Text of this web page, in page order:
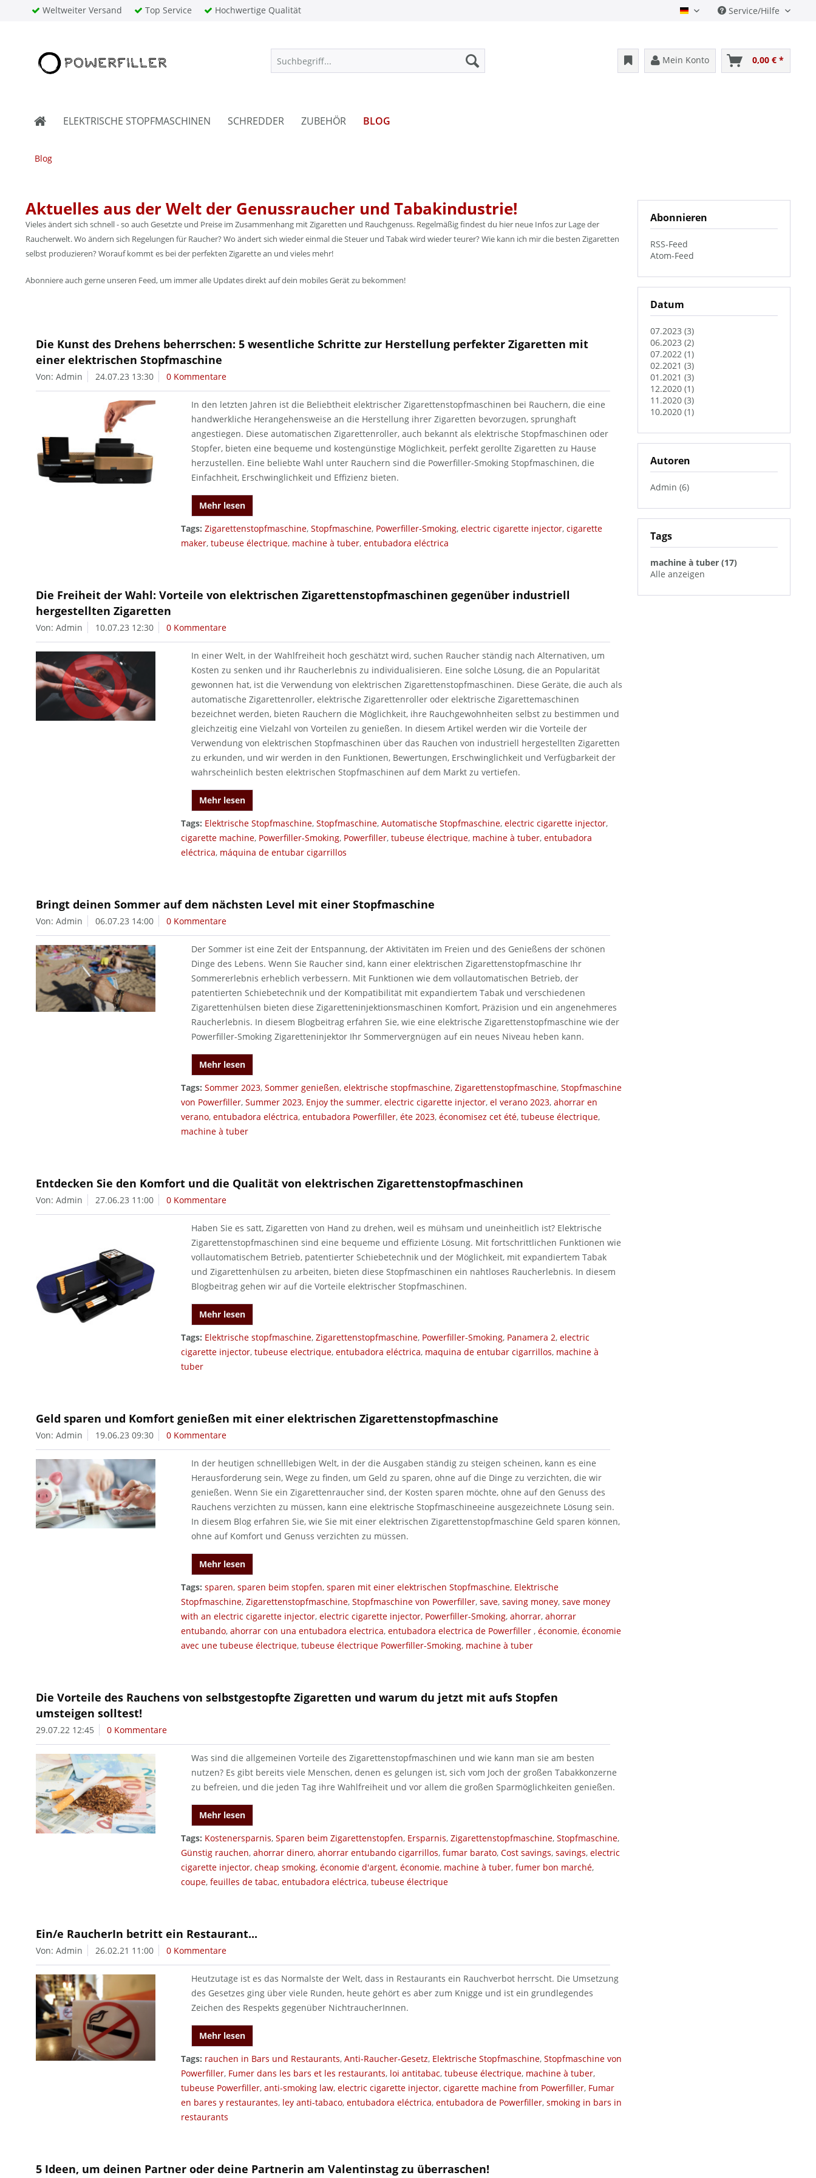
Weltweiter Versand Top Service Hochwertige Qualität Deutsch Service/Hilfe
Mein Konto 0,00 € *
ELEKTRISCHE STOPFMASCHINEN SCHREDDER ZUBEHÖR BLOG
Blog
Abonnieren
RSS-Feed
Atom-Feed
Datum
07.2023 (3)
06.2023 (2)
07.2022 (1)
02.2021 (3)
01.2021 (3)
12.2020 (1)
11.2020 (3)
10.2020 (1)
Autoren
Admin (6)
Tags
machine à tuber (17)
Alle anzeigen
Aktuelles aus der Welt der Genussraucher und Tabakindustrie!
Vieles ändert sich schnell - so auch Gesetzte und Preise im Zusammenhang mit Zigaretten und Rauchgenuss. Regelmäßig findest du hier neue Infos zur Lage der
Raucherwelt. Wo ändern sich Regelungen für Raucher? Wo ändert sich wieder einmal die Steuer und Tabak wird wieder teurer? Wie kann ich mir die besten Zigaretten
selbst produzieren? Worauf kommt es bei der perfekten Zigarette an und vieles mehr!
Abonniere auch gerne unseren Feed, um immer alle Updates direkt auf dein mobiles Gerät zu bekommen!
Die Kunst des Drehens beherrschen: 5 wesentliche Schritte zur Herstellung perfekter Zigaretten mit
einer elektrischen Stopfmaschine
Von: Admin 24.07.23 13:30 0 Kommentare
In den letzten Jahren ist die Beliebtheit elektrischer Zigarettenstopfmaschinen bei Rauchern, die eine
handwerkliche Herangehensweise an die Herstellung ihrer Zigaretten bevorzugen, sprunghaft
angestiegen. Diese automatischen Zigarettenroller, auch bekannt als elektrische Stopfmaschinen oder
Stopfer, bieten eine bequeme und kostengünstige Möglichkeit, perfekt gerollte Zigaretten zu Hause
herzustellen. Eine beliebte Wahl unter Rauchern sind die Powerfiller-Smoking Stopfmaschinen, die
Einfachheit, Erschwinglichkeit und Effizienz bieten.
Mehr lesen
Tags: Zigarettenstopfmaschine, Stopfmaschine, Powerfiller-Smoking, electric cigarette injector, cigarette
maker, tubeuse électrique, machine à tuber, entubadora eléctrica
Die Freiheit der Wahl: Vorteile von elektrischen Zigarettenstopfmaschinen gegenüber industriell
hergestellten Zigaretten
Von: Admin 10.07.23 12:30 0 Kommentare
In einer Welt, in der Wahlfreiheit hoch geschätzt wird, suchen Raucher ständig nach Alternativen, um
Kosten zu senken und ihr Raucherlebnis zu individualisieren. Eine solche Lösung, die an Popularität
gewonnen hat, ist die Verwendung von elektrischen Zigarettenstopfmaschinen. Diese Geräte, die auch als
automatische Zigarettenroller, elektrische Zigarettenroller oder elektrische Zigarettemaschinen
bezeichnet werden, bieten Rauchern die Möglichkeit, ihre Rauchgewohnheiten selbst zu bestimmen und
gleichzeitig eine Vielzahl von Vorteilen zu genießen. In diesem Artikel werden wir die Vorteile der
Verwendung von elektrischen Stopfmaschinen über das Rauchen von industriell hergestellten Zigaretten
zu erkunden, und wir werden in den Funktionen, Bewertungen, Erschwinglichkeit und Verfügbarkeit der
wahrscheinlich besten elektrischen Stopfmaschinen auf dem Markt zu vertiefen.
Mehr lesen
Tags: Elektrische Stopfmaschine, Stopfmaschine, Automatische Stopfmaschine, electric cigarette injector,
cigarette machine, Powerfiller-Smoking, Powerfiller, tubeuse électrique, machine à tuber, entubadora
eléctrica, máquina de entubar cigarrillos
Bringt deinen Sommer auf dem nächsten Level mit einer Stopfmaschine
Von: Admin 06.07.23 14:00 0 Kommentare
Der Sommer ist eine Zeit der Entspannung, der Aktivitäten im Freien und des Genießens der schönen
Dinge des Lebens. Wenn Sie Raucher sind, kann einer elektrischen Zigarettenstopfmaschine Ihr
Sommererlebnis erheblich verbessern. Mit Funktionen wie dem vollautomatischen Betrieb, der
patentierten Schiebetechnik und der Kompatibilität mit expandiertem Tabak und verschiedenen
Zigarettenhülsen bieten diese Zigaretteninjektionsmaschinen Komfort, Präzision und ein angenehmeres
Raucherlebnis. In diesem Blogbeitrag erfahren Sie, wie eine elektrische Zigarettenstopfmaschine wie der
Powerfiller-Smoking Zigaretteninjektor Ihr Sommervergnügen auf ein neues Niveau heben kann.
Mehr lesen
Tags: Sommer 2023, Sommer genießen, elektrische stopfmaschine, Zigarettenstopfmaschine, Stopfmaschine
von Powerfiller, Summer 2023, Enjoy the summer, electric cigarette injector, el verano 2023, ahorrar en
verano, entubadora eléctrica, entubadora Powerfiller, éte 2023, économisez cet été, tubeuse électrique,
machine à tuber
Entdecken Sie den Komfort und die Qualität von elektrischen Zigarettenstopfmaschinen
Von: Admin 27.06.23 11:00 0 Kommentare
Haben Sie es satt, Zigaretten von Hand zu drehen, weil es mühsam und uneinheitlich ist? Elektrische
Zigarettenstopfmaschinen sind eine bequeme und effiziente Lösung. Mit fortschrittlichen Funktionen wie
vollautomatischem Betrieb, patentierter Schiebetechnik und der Möglichkeit, mit expandiertem Tabak
und Zigarettenhülsen zu arbeiten, bieten diese Stopfmaschinen ein nahtloses Raucherlebnis. In diesem
Blogbeitrag gehen wir auf die Vorteile elektrischer Stopfmaschinen.
Mehr lesen
Tags: Elektrische stopfmaschine, Zigarettenstopfmaschine, Powerfiller-Smoking, Panamera 2, electric
cigarette injector, tubeuse electrique, entubadora eléctrica, maquina de entubar cigarrillos, machine à
tuber
Geld sparen und Komfort genießen mit einer elektrischen Zigarettenstopfmaschine
Von: Admin 19.06.23 09:30 0 Kommentare
In der heutigen schnelllebigen Welt, in der die Ausgaben ständig zu steigen scheinen, kann es eine
Herausforderung sein, Wege zu finden, um Geld zu sparen, ohne auf die Dinge zu verzichten, die wir
genießen. Wenn Sie ein Zigarettenraucher sind, der Kosten sparen möchte, ohne auf den Genuss des
Rauchens verzichten zu müssen, kann eine elektrische Stopfmaschineeine ausgezeichnete Lösung sein.
In diesem Blog erfahren Sie, wie Sie mit einer elektrischen Zigarettenstopfmaschine Geld sparen können,
ohne auf Komfort und Genuss verzichten zu müssen.
Mehr lesen
Tags: sparen, sparen beim stopfen, sparen mit einer elektrischen Stopfmaschine, Elektrische
Stopfmaschine, Zigarettenstopfmaschine, Stopfmaschine von Powerfiller, save, saving money, save money
with an electric cigarette injector, electric cigarette injector, Powerfiller-Smoking, ahorrar, ahorrar
entubando, ahorrar con una entubadora electrica, entubadora electrica de Powerfiller , économie, économie
avec une tubeuse électrique, tubeuse électrique Powerfiller-Smoking, machine à tuber
Die Vorteile des Rauchens von selbstgestopfte Zigaretten und warum du jetzt mit aufs Stopfen
umsteigen solltest!
29.07.22 12:45 0 Kommentare
Was sind die allgemeinen Vorteile des Zigarettenstopfmaschinen und wie kann man sie am besten
nutzen? Es gibt bereits viele Menschen, denen es gelungen ist, sich vom Joch der großen Tabakkonzerne
zu befreien, und die jeden Tag ihre Wahlfreiheit und vor allem die großen Sparmöglichkeiten genießen.
Mehr lesen
Tags: Kostenersparnis, Sparen beim Zigarettenstopfen, Ersparnis, Zigarettenstopfmaschine, Stopfmaschine,
Günstig rauchen, ahorrar dinero, ahorrar entubando cigarrillos, fumar barato, Cost savings, savings, electric
cigarette injector, cheap smoking, économie d'argent, économie, machine à tuber, fumer bon marché,
coupe, feuilles de tabac, entubadora eléctrica, tubeuse électrique
Ein/e RaucherIn betritt ein Restaurant...
Von: Admin 26.02.21 11:00 0 Kommentare
Heutzutage ist es das Normalste der Welt, dass in Restaurants ein Rauchverbot herrscht. Die Umsetzung
des Gesetzes ging über viele Runden, heute gehört es aber zum Knigge und ist ein grundlegendes
Zeichen des Respekts gegenüber NichtraucherInnen.
Mehr lesen
Tags: rauchen in Bars und Restaurants, Anti-Raucher-Gesetz, Elektrische Stopfmaschine, Stopfmaschine von
Powerfiller, Fumer dans les bars et les restaurants, loi antitabac, tubeuse électrique, machine à tuber,
tubeuse Powerfiller, anti-smoking law, electric cigarette injector, cigarette machine from Powerfiller, Fumar
en bares y restaurantes, ley anti-tabaco, entubadora eléctrica, entubadora de Powerfiller, smoking in bars in
restaurants
5 Ideen, um deinen Partner oder deine Partnerin am Valentinstag zu überraschen!